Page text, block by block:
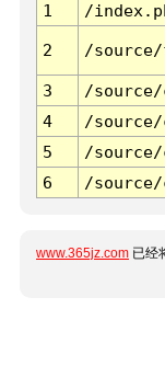
1
/
2 /
3 /
4
/
5
/
6
/
www.365jz.com 已经